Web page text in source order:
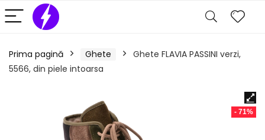
Prima pagină Ghete
Ghete FLAVIA PASSINI verzi,
5566, din piele intoarsa
- 71%